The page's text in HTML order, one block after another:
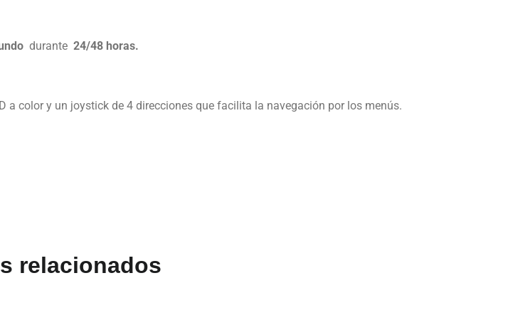
durante 24/48 horas.
a color y un joystick de 4 direcciones que facilita la navegación por los menús.
relacionados